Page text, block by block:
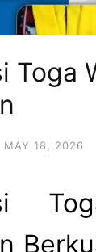
Toga
MAY 18, 2026